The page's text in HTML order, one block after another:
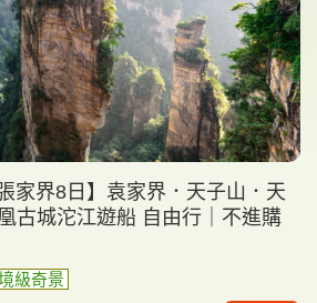
家界8日】袁家界．天子山．天
古城沱江遊船 自由行｜不進購
級奇景